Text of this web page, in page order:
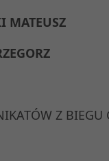
MATEUSZ
Z